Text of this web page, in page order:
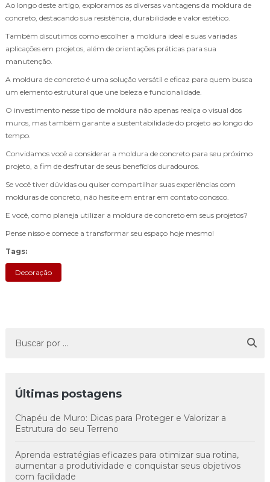
Ao longo deste artigo, exploramos as diversas vantagens da moldura de
concreto, destacando sua resistência, durabilidade e valor estético.
Também discutimos como escolher a moldura ideal e suas variadas
aplicações em projetos, além de orientações práticas para sua
manutenção.
A moldura de concreto é uma solução versátil e eficaz para quem busca
um elemento estrutural que une beleza e funcionalidade.
O investimento nesse tipo de moldura não apenas realça o visual dos
muros, mas também garante a sustentabilidade do projeto ao longo do
tempo.
Convidamos você a considerar a moldura de concreto para seu próximo
projeto, a fim de desfrutar de seus benefícios duradouros.
Se você tiver dúvidas ou quiser compartilhar suas experiências com
molduras de concreto, não hesite em entrar em contato conosco.
E você, como planeja utilizar a moldura de concreto em seus projetos?
Pense nisso e comece a transformar seu espaço hoje mesmo!
Tags:
Decoração
Últimas postagens
Chapéu de Muro: Dicas para Proteger e Valorizar a
Estrutura do seu Terreno
Aprenda estratégias eficazes para otimizar sua rotina,
aumentar a produtividade e conquistar seus objetivos
com facilidade